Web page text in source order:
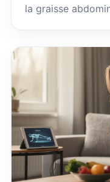
la graisse